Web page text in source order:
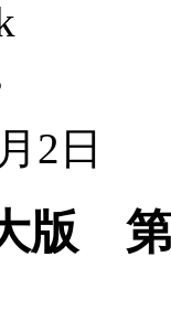
2日
版